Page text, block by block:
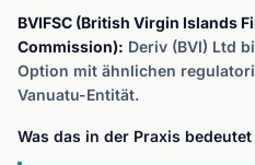
BVIFSC (British Virgin Islands
Commission): Deriv (BVI) Ltd
Option mit ähnlichen
Vanuatu-Entität.
Was das in der Praxis bedeutet